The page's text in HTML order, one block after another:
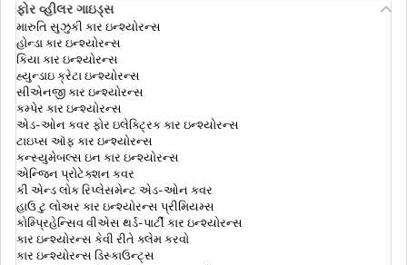
ওভ্যুলেশন তারিখ ক্যালকুলেটর
ફોર વ્હીલર ગાઇડ્સ
મારુતિ સુઝુકી કાર ઇન્શ્યોરન્સ
હોન્ડા કાર ઇન્શ્યોરન્સ
કિયા કાર ઇન્શ્યોરન્સ
હ્યુન્ડાઇ ક્રેટા ઇન્શ્યોરન્સ
સીએનજી કાર ઇન્શ્યોરન્સ
કમ્પેર કાર ઇન્શ્યોરન્સ
એડ-ઓન કવર ફોર ઇલેક્ટ્રિક કાર ઇન્શ્યોરન્સ
ટાઇપ્સ ઑફ કાર ઇન્શ્યોરન્સ
કન્સ્યુમેબલ્સ ઇન કાર ઇન્શ્યોરન્સ
એન્જિન પ્રોટેક્શન કવર
કી એન્ડ લોક રિપ્લેસમેન્ટ એડ-ઓન કવર
હાઉ ટુ લોઅર કાર ઇન્શ્યોરન્સ પ્રીમિયમ્સ
કોમ્પ્રિહેન્સિવ વીએસ થર્ડ-પાર્ટી કાર ઇન્શ્યોરન્સ
કાર ઇન્શ્યોરન્સ કેવી રીતે ક્લેમ કરવો
કાર ઇન્શ્યોરન્સ ડિસ્કાઉન્ટ્સ